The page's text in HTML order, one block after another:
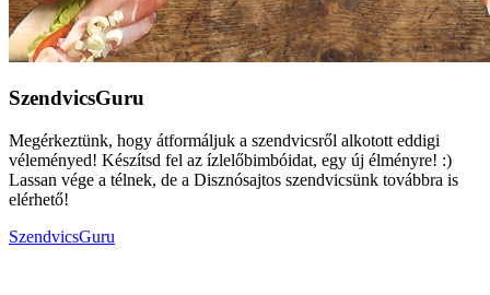
SzendvicsGuru
Megérkeztünk, hogy átformáljuk a szendvicsről alkotott eddigi
véleményed! Készítsd fel az ízlelőbimbóidat, egy új élményre! :)
Lassan vége a télnek, de a Disznósajtos szendvicsünk továbbra is
elérhető!
SzendvicsGuru